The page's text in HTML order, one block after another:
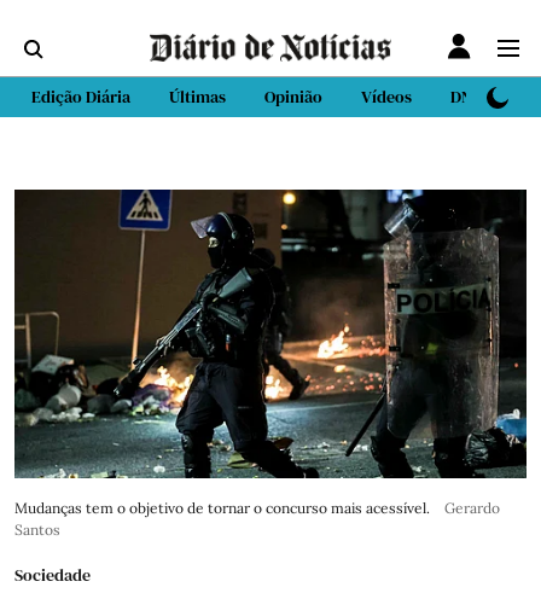
Edição Diária Últimas Opinião Vídeos DN Sport
Mudanças tem o objetivo de tornar o concurso mais acessível.
Gerardo
Santos
Sociedade